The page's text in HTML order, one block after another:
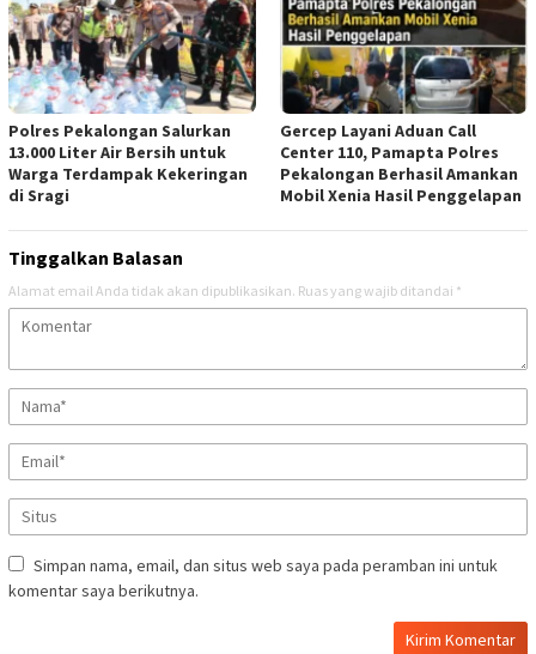
Polres Pekalongan Salurkan
13.000 Liter Air Bersih untuk
Warga Terdampak Kekeringan
di Sragi
Gercep Layani Aduan Call
Center 110, Pamapta Polres
Pekalongan Berhasil Amankan
Mobil Xenia Hasil Penggelapan
Tinggalkan Balasan
Alamat email Anda tidak akan dipublikasikan. Ruas yang wajib ditandai *
Simpan nama, email, dan situs web saya pada peramban ini untuk
komentar saya berikutnya.